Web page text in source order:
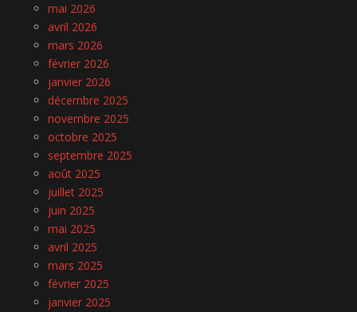
mai 2026
avril 2026
mars 2026
février 2026
janvier 2026
décembre 2025
novembre 2025
octobre 2025
septembre 2025
août 2025
juillet 2025
juin 2025
mai 2025
avril 2025
mars 2025
février 2025
janvier 2025